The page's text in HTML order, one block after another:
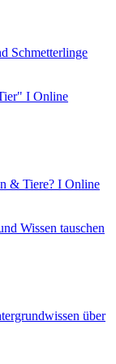
Schmetterlinge
I Online
& Tiere? I Online
Wissen tauschen
über